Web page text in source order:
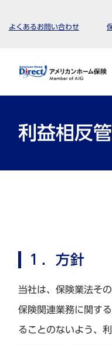
よくあるお問い合わせ
利益相反
１．方針
当社は、保険業法そ
保険関連業務に関す
ることのないよう、